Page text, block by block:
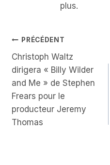
plus.
Navigation
De
L’article
PRÉCÉDENT
Christoph Waltz
dirigera « Billy Wilder
and Me » de Stephen
Frears pour le
producteur Jeremy
Thomas